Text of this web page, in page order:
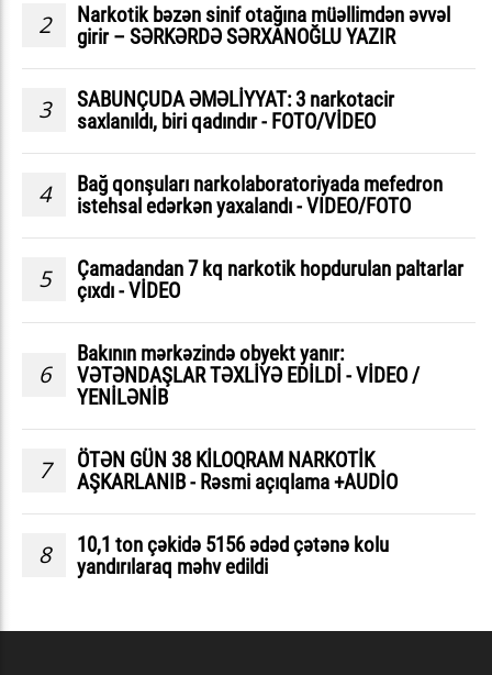
2
Narkotik bəzən sinif otağına müəllimdən əvvəl
girir – SƏRKƏRDƏ SƏRXANOĞLU YAZIR
3
SABUNÇUDA ƏMƏLİYYAT: 3 narkotacir
saxlanıldı, biri qadındır - FOTO/VİDEO
4
Bağ qonşuları narkolaboratoriyada mefedron
istehsal edərkən yaxalandı - VIDEO/FOTO
5
Çamadandan 7 kq narkotik hopdurulan paltarlar
çıxdı - VİDEO
6
Bakının mərkəzində obyekt yanır:
VƏTƏNDAŞLAR TƏXLİYƏ EDİLDİ - VİDEO /
YENİLƏNİB
7
ÖTƏN GÜN 38 KİLOQRAM NARKOTİK
AŞKARLANIB - Rəsmi açıqlama +AUDİO
8
10,1 ton çəkidə 5156 ədəd çətənə kolu
yandırılaraq məhv edildi